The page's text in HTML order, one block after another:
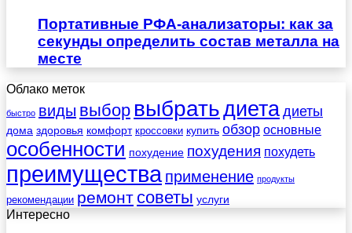
Портативные РФА-анализаторы: как за
секунды определить состав металла на
месте
Облако меток
быстро виды выбор выбратьдиета диеты
дома здоровья комфорт кроссовки купить обзор основные
особенности похудение похудения похудеть
преимущества применение продукты
рекомендации ремонт советы услуги
Интересно